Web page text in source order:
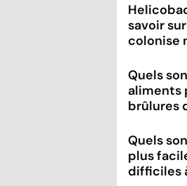
savoir
colonise
Quels
aliments
brûlures
Quels
plus
difficiles